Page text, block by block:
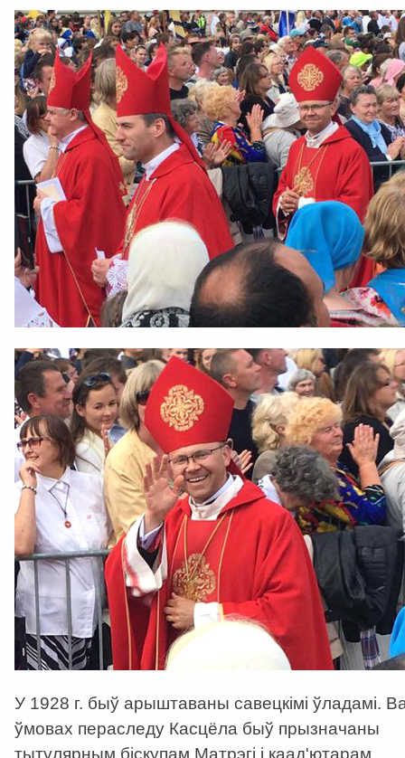
У 1928 г. быў арыштаваны савецкімі ўладамі.
ўмовах пераследу Касцёла быў прызначаны
тытулярным біскупам Матрэгі і каад'ютарам